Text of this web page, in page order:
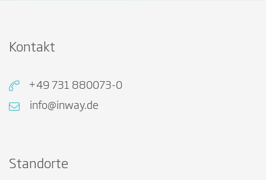
Kontakt
+49 731 880073-0
info@inway.de
Standorte